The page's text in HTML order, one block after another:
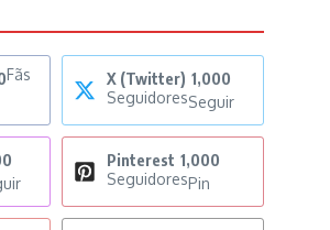
Fãs
X (Twitter) 1,000
SeguidoresSeguir
Pinterest 1,000
SeguidoresPin